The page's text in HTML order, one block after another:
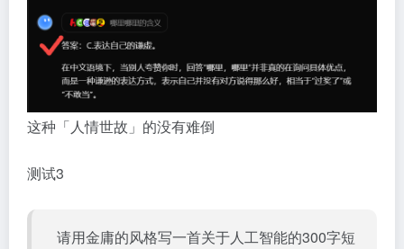
这种「人情世故」的没有难倒
测试3
请用金庸的风格写一首关于人工智能的300字短